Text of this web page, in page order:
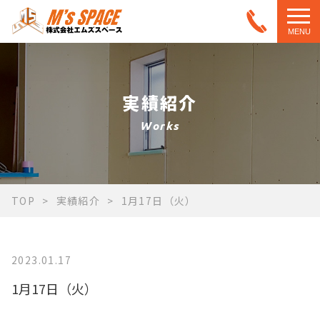
MENU
実績紹介
Works
TOP 実績紹介 1月17日（火）
2023.01.17
1月17日（火）